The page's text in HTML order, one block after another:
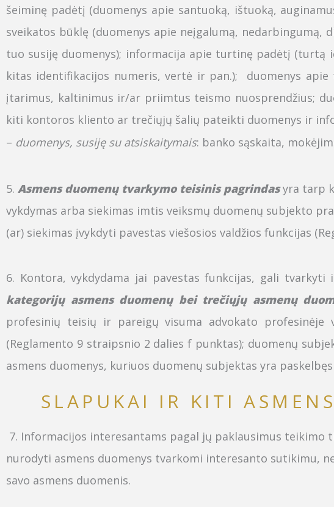
šeiminę padėtį (duomenys apie santuoką, ištuoką,
sveikatos būklę (duomenys apie neįgalumą, nedarbingumą,
tuo susiję duomenys); informacija apie turtinę padėtį (turtą
kitas identifikacijos numeris, vertė ir pan.); duomenys apie
įtarimus, kaltinimus ir/ar priimtus teismo nuosprendžius;
kiti kontoros kliento ar trečiųjų šalių pateikti duomenys ir
– duomenys, susiję su atsiskaitymais: banko sąskaita,
5. Asmensduomenų tvarkymo teisinis pagrindasyra tarp
vykdymas arba siekimas imtis veiksmų duomenų subjekto
(ar) siekimas įvykdyti pavestas viešosios valdžios funkcijas
6. Kontora, vykdydama jai pavestas funkcijas, gali
kategorijų asmens duomenų bei trečiųjų asmenų
profesinių teisių ir pareigų visuma advokato
(Reglamento 9 straipsnio 2 dalies f punktas); duomenų
asmens duomenys, kuriuos duomenų subjektas yra
SLAPUKAI IR KITI
7. Informacijos interesantams pagal jų paklausimus
nurodyti asmens duomenys tvarkomi interesanto sutikimu,
savo asmens duomenis.